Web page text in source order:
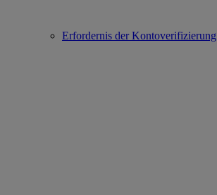
Erfordernis der Kontoverifizierung